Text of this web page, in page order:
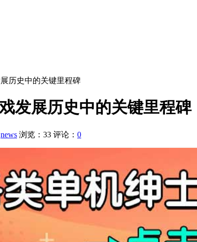
历史中的关键里程碑
发展历史中的关键里程碑
news 浏览：33 评论： 0